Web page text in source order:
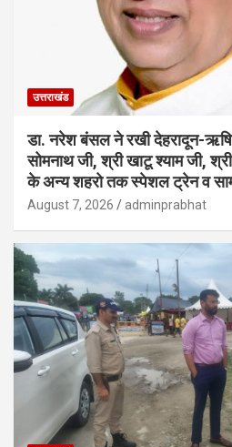
उत्तराखंड
डा. नरेश बंसल ने रखी देहरादून-
सोमनाथ जी, श्री खाटू श्याम जी,
के अन्य शहरो तक स्पेशल ट्रेन व
August 7, 2026 adminprabhat